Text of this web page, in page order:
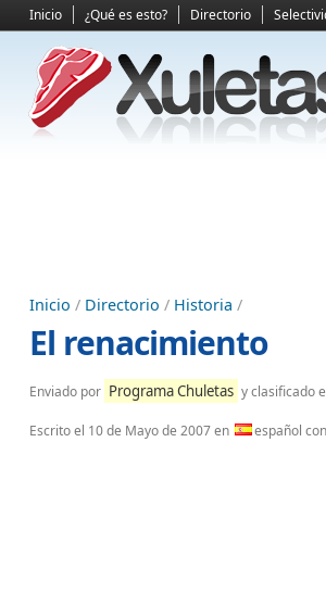
Inicio ¿Qué es esto? Directorio
Inicio / Directorio / Historia /
El renacimiento
Enviado por Programa Chuletas y clasificado
Escrito el 10 de Mayo de 2007en español